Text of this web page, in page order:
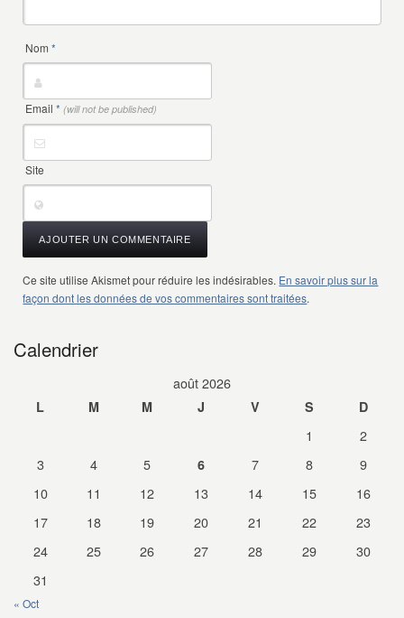
Nom*
Email* (will not be published)
Site
Ce site utilise Akismet pour réduire les indésirables. En savoir plus sur la
façon dont les données de vos commentaires sont traitées.
Calendrier
août 2026
L M M J V S D
1
2
3
4 5 6 7 8
9
10
11 12 13 14 15
16
17
18 19 20 21 22
23
24
25 26 27 28 29
30
31
« Oct